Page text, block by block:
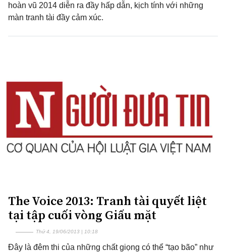
hoàn vũ 2014 diễn ra đầy hấp dẫn, kịch tính với những
màn tranh tài đầy cảm xúc.
The Voice 2013: Tranh tài quyết liệt
tại tập cuối vòng Giấu mặt
Thứ 4, 19/06/2013 | 10:18
Đây là đêm thi của những chất giọng có thể “tạo bão” như